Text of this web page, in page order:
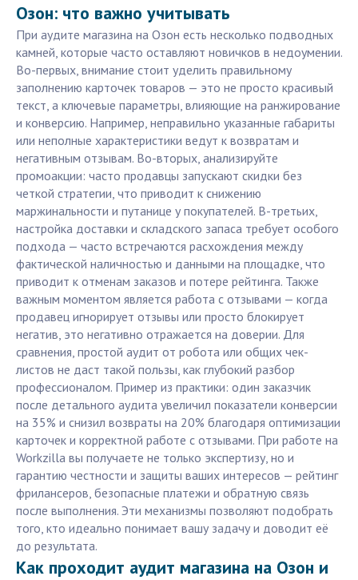
Озон: что важно учитывать
При аудитe магазина на Озон есть несколько подводных
камней, которые часто оставляют новичков в недоумении.
Во-первых, внимание стоит уделить правильному
заполнению карточек товаров — это не просто красивый
текст, а ключевые параметры, влияющие на ранжирование
и конверсию. Например, неправильно указанные габариты
или неполные характеристики ведут к возвратам и
негативным отзывам. Во-вторых, анализируйте
промоакции: часто продавцы запускают скидки без
четкой стратегии, что приводит к снижению
маржинальности и путанице у покупателей. В-третьих,
настройка доставки и складского запаса требует особого
подхода — часто встречаются расхождения между
фактической наличностью и данными на площадке, что
приводит к отменам заказов и потере рейтинга. Также
важным моментом является работа с отзывами — когда
продавец игнорирует отзывы или просто блокирует
негатив, это негативно отражается на доверии. Для
сравнения, простой аудит от робота или общих чек-
листов не даст такой пользы, как глубокий разбор
профессионалом. Пример из практики: один заказчик
после детального аудита увеличил показатели конверсии
на 35% и снизил возвраты на 20% благодаря оптимизации
карточек и корректной работе с отзывами. При работе на
Workzilla вы получаете не только экспертизу, но и
гарантию честности и защиты ваших интересов — рейтинг
фрилансеров, безопасные платежи и обратную связь
после выполнения. Эти механизмы позволяют подобрать
того, кто идеально понимает вашу задачу и доводит её
до результата.
Как проходит аудит магазина на Озон и